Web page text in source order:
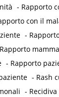
- Rapporto
con il
-
Rapporto
- Rapporto
- Rash
- Recidiva